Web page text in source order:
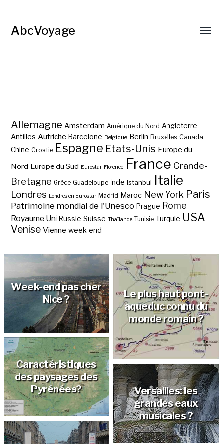
AbcVoyage
Allemagne Amsterdam Amérique du Nord Angleterre
Antilles Autriche Barcelone Belgique Berlin Bruxelles Canada
Chine Croatie Espagne Etats-Unis Europe du
Nord Europe du Sud Eurostar Florence France Grande-
Bretagne Grèce Guadeloupe Inde Istanbul Italie
Londres Londres en Eurostar Madrid Maroc New York Paris
Patrimoine mondial de l'Unesco Prague Rome
Royaume Uni Russie Suisse Thaïlande Tunisie Turquie USA
Venise Vienne week-end
Week-end pas cher
Nice ?
Le plus haut pont-
aqueduc connu du
monde romain ?
Caractéristiques
des paysages des
Pyrénées?
Versailles: les
grandes eaux
musicales ?